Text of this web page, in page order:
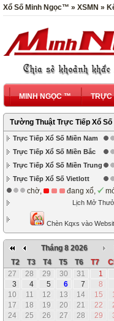
Xổ Số Minh Ngọc™ » XSMN »
MINH NGỌC ™ TRỰC
Tường Thuật Trực Tiếp Xổ Số
Trực Tiếp Xổ Số Miền Nam
Trực Tiếp Xổ Số Miền Bắc
Trực Tiếp Xổ Số Miền Trung
Trực Tiếp Xổ Số Vietlott
chờ, đang xổ,
Lịch Mở
Chèn Kqxs vào
Tháng 8 2026
T2
T3 T4 T5 T6 T7
27
28 29 30 31 1
3
4 5 6 7 8
10
11 12 13 14 15
17
18 19 20 21 22
24
25 26 27 28 29